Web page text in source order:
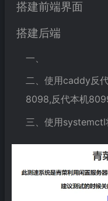
搭建前端界面
搭建后端
一、
二、使用caddy反
8098,反代本机
三、使用